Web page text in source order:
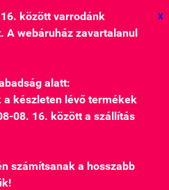
között varrodánk
A webáruház zavartalanul
alatt:
készleten lévő termékek
08. 16. között a szállítás
számítsanak a hosszabb
X